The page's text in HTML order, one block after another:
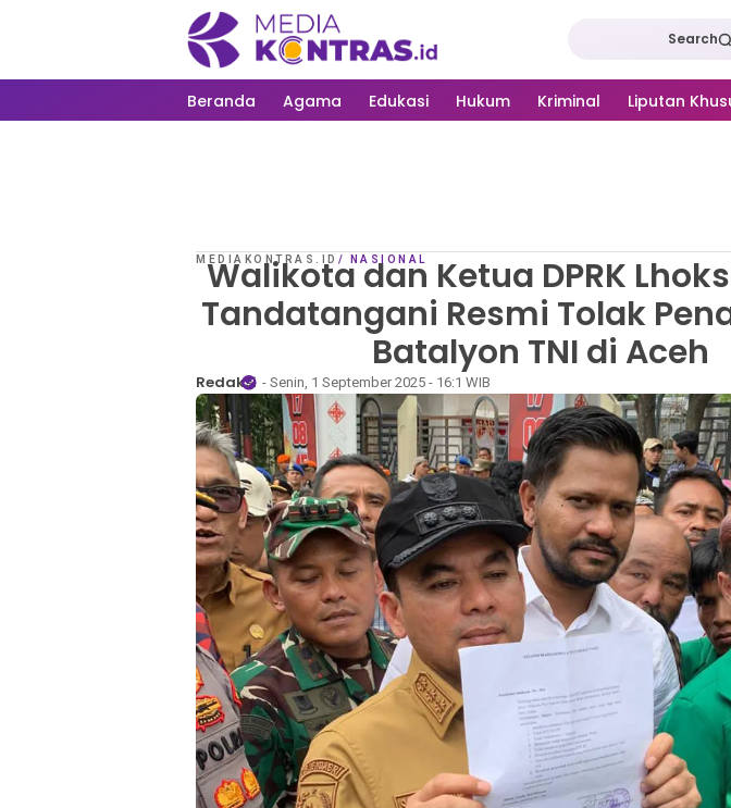
Search
Beranda Agama Edukasi Hukum Kriminal Liputan
MEDIAKONTRAS.ID / NASIONAL
Walikota dan Ketua DPRK
Tandatangani Resmi Tolak
Batalyon TNI di Aceh
Redaksi - Senin, 1 September 2025 - 16:1 WIB